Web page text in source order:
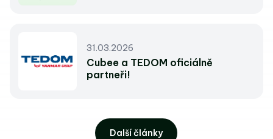
31.03.2026
Cubee a TEDOM oficiálně
partneři!
Další články